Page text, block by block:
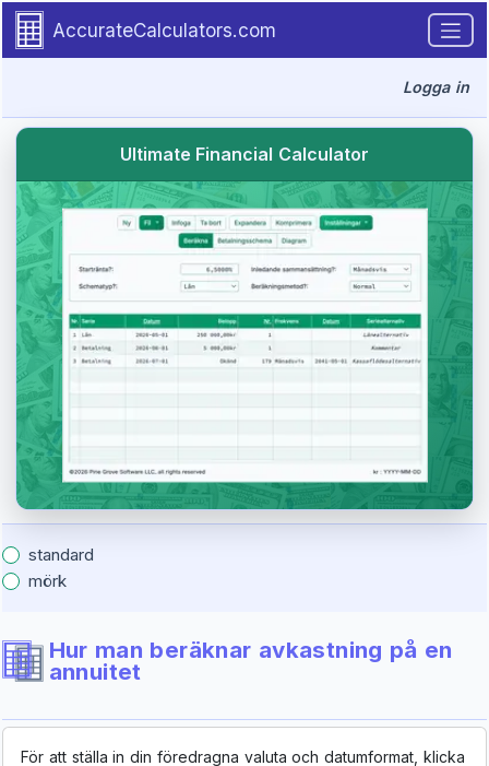
Go to tutorial content
AccurateCalculators.com
Logga in
Ultimate Financial Calculator
standard
mörk
Hur man beräknar avkastning på en
annuitet
För att ställa in din föredragna valuta och datumformat, klicka